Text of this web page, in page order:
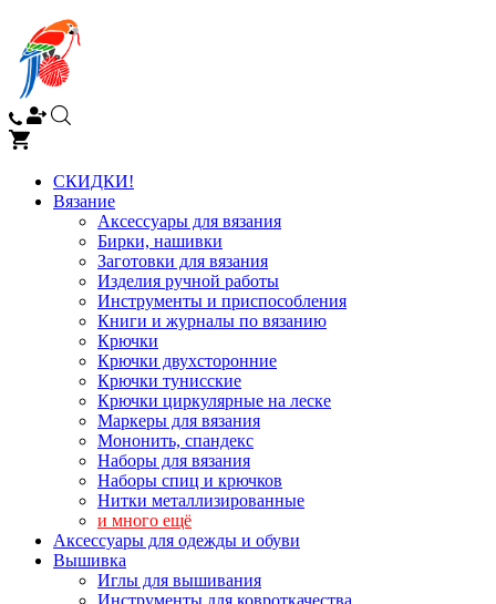
СКИДКИ!
Вязание
Аксессуары для вязания
Бирки, нашивки
Заготовки для вязания
Изделия ручной работы
Инструменты и приспособления
Книги и журналы по вязанию
Крючки
Крючки двухсторонние
Крючки тунисские
Крючки циркулярные на леске
Маркеры для вязания
Мононить, спандекс
Наборы для вязания
Наборы спиц и крючков
Нитки металлизированные
и много ещё
Аксессуары для одежды и обуви
Вышивка
Иглы для вышивания
Инструменты для ковроткачества